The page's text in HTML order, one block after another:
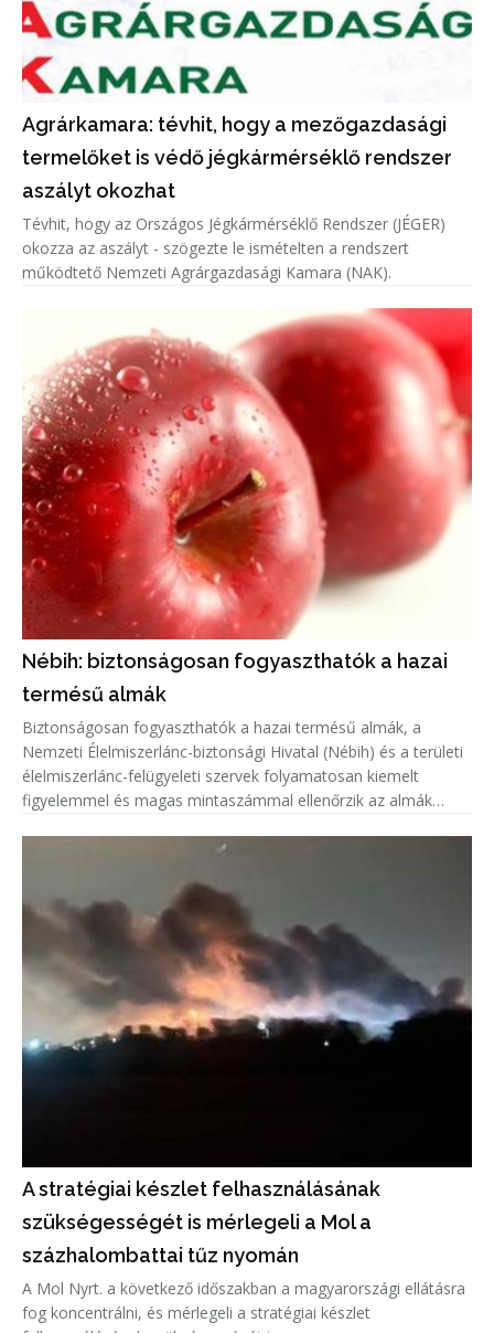
Agrárkamara: tévhit, hogy a mezőgazdasági
termelőket is védő jégkármérséklő rendszer
aszályt okozhat
Tévhit, hogy az Országos Jégkármérséklő Rendszer (JÉGER)
okozza az aszályt - szögezte le ismételten a rendszert
működtető Nemzeti Agrárgazdasági Kamara (NAK).
Nébih: biztonságosan fogyaszthatók a hazai
termésű almák
Biztonságosan fogyaszthatók a hazai termésű almák, a
Nemzeti Élelmiszerlánc-biztonsági Hivatal (Nébih) és a területi
élelmiszerlánc-felügyeleti szervek folyamatosan kiemelt
figyelemmel és magas mintaszámmal ellenőrzik az almák
A stratégiai készlet felhasználásának
szükségességét is mérlegeli a Mol a
százhalombattai tűz nyomán
A Mol Nyrt. a következő időszakban a magyarországi ellátásra
fog koncentrálni, és mérlegeli a stratégiai készlet